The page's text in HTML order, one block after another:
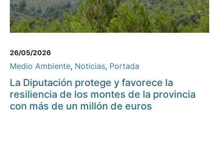
26/05/2026
Medio Ambiente, Noticias, Portada
La Diputación protege y favorece la
resiliencia de los montes de la provincia
con más de un millón de euros